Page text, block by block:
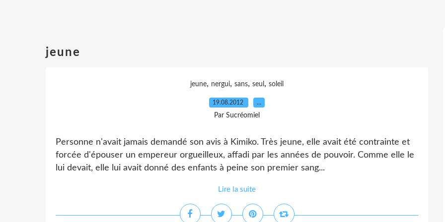
jeune
jeune, nergui, sans, seul , soleil
19.08.2012 …
Par Sucréomiel
Personne n'avait jamais demandé son avis à Kimiko. Très jeune, elle avait été contrainte et
forcée d'épouser un empereur orgueilleux, affadi par les années de pouvoir. Comme elle le
lui devait, elle lui avait donné des enfants à peine son premier sang...
Lire la suite